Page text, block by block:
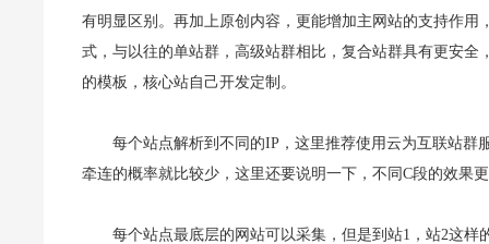
有明显区别。再加上原创内容，更能增加主网站的支持作
式，与以往的单站群，高级站群相比，复合站群具有更安
的模板，核心站自己开发定制。
每个站点解析到不同的IP，这里推荐使用云为互联站
牵连的概率就比较少，这里还要说明一下，不同C段的效果
每个站点最底层的网站可以采集，但是到站1，站2这